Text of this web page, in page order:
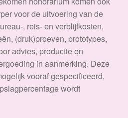
voor de uitvoering van de
, reis- en verblijfkosten,
(druk)proeven, prototypes,
advies, productie en
in aanmerking. Deze
vooraf gespecificeerd,
wordt